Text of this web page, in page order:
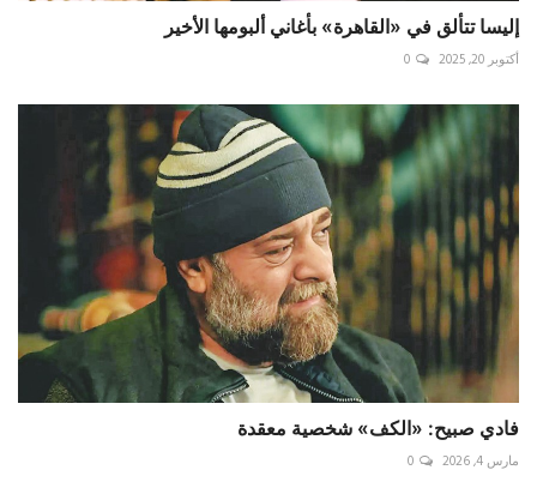
إليسا تتألق في «القاهرة» بأغاني ألبومها الأخير
أكتوبر 20, 2025 0
فادي صبيح: «الكف» شخصية معقدة
مارس 4, 2026 0